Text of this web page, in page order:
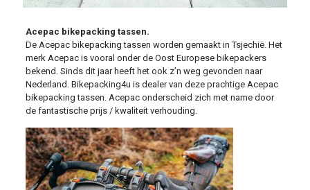
Acepac bikepacking tassen.
De Acepac bikepacking tassen worden gemaakt in Tsjechië. Het
merk Acepac is vooral onder de Oost Europese bikepackers
bekend. Sinds dit jaar heeft het ook z’n weg gevonden naar
Nederland. Bikepacking4u is dealer van deze prachtige Acepac
bikepacking tassen. Acepac onderscheid zich met name door
de fantastische prijs / kwaliteit verhouding.